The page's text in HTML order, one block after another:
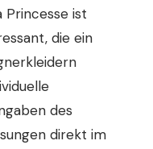
Princesse ist
die ein
des
direkt im